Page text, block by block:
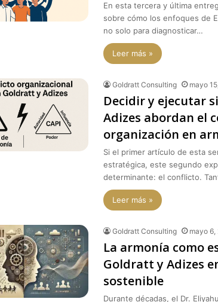
En esta tercera y última
sobre cómo los enfoques de
no solo para diagnosticar…
Leer más »
Goldratt Consulting mayo
Decidir y ejecutar
Adizes abordan el
organización en
Si el primer artículo de esta
estratégica, este segundo
determinante: el conflicto.
Leer más »
Goldratt Consulting mayo 6,
La armonía como
Goldratt y Adizes
sostenible
Durante décadas, el Dr.